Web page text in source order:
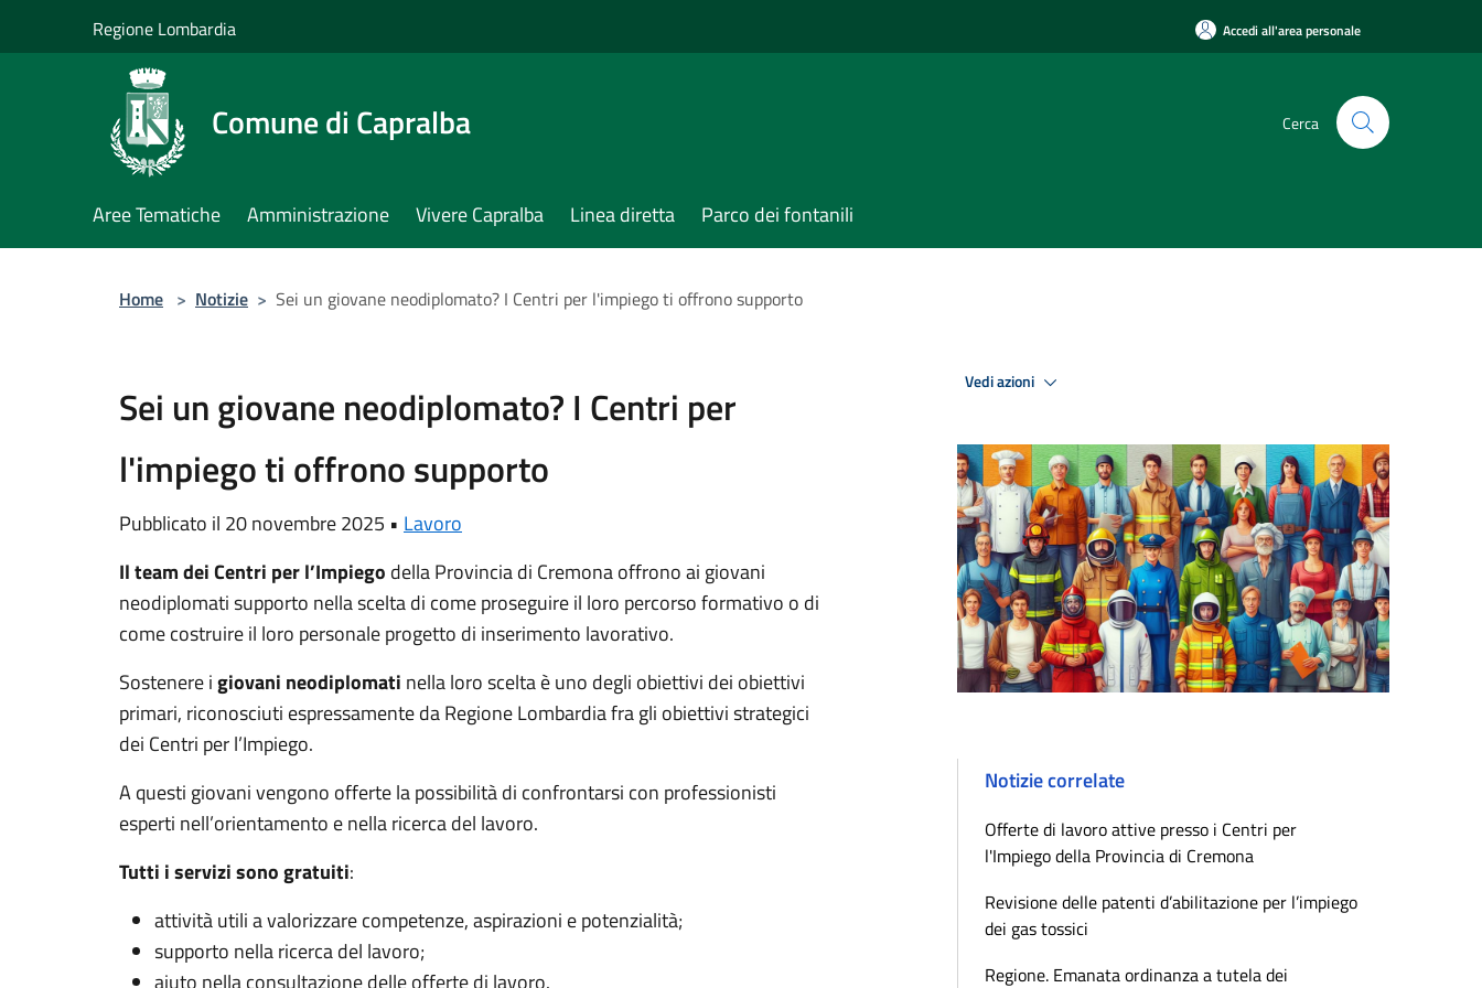
Regione Lombardia Accedi all'area personale
Comune di Capralba Cerca
Aree Tematiche Amministrazione Vivere Capralba Linea diretta Parco dei fontanili
Home > Notizie > Sei un giovane neodiplomato? I Centri per l'impiego ti offrono supporto
Sei un giovane neodiplomato? I Centri per
l'impiego ti offrono supporto
Pubblicato il 20 novembre 2025 • Lavoro
Il team dei Centri per l’Impiego della Provincia di Cremona offrono ai giovani
neodiplomati supporto nella scelta di come proseguire il loro percorso formativo o di
come costruire il loro personale progetto di inserimento lavorativo.
Sostenere igiovani neodiplomati nella loro scelta è uno degli obiettivi dei obiettivi
primari, riconosciuti espressamente da Regione Lombardia fra gli obiettivi strategici
dei Centri per l’Impiego.
A questi giovani vengono offerte la possibilità di confrontarsi con professionisti
esperti nell’orientamento e nella ricerca del lavoro.
Tutti i servizi sono gratuiti:
attività utili a valorizzare competenze, aspirazioni e potenzialità;
supporto nella ricerca del lavoro;
aiuto nella consultazione delle offerte di lavoro.
Vedi azioni
Notizie correlate
Offerte di lavoro attive presso i Centri per
l'Impiego della Provincia di Cremona
Revisione delle patenti d’abilitazione per l’impiego
dei gas tossici
Regione. Emanata ordinanza a tutela dei